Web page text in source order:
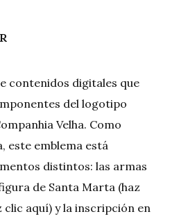
contenidos digitales que
del logotipo
Velha. Como
este emblema está
distintos: las armas
de Santa Marta (haz
clic aquí) y la inscripción en